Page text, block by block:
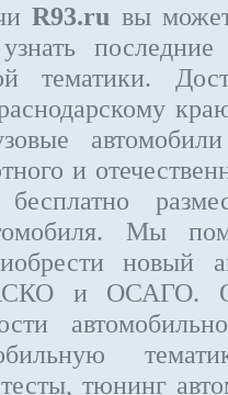
R93.ru вы
тематики.
и
Мы
новый
и ОСАГО.
тюнинг